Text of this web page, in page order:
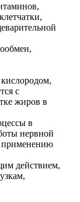
с
жиров в
в
нервной
применению
действием,